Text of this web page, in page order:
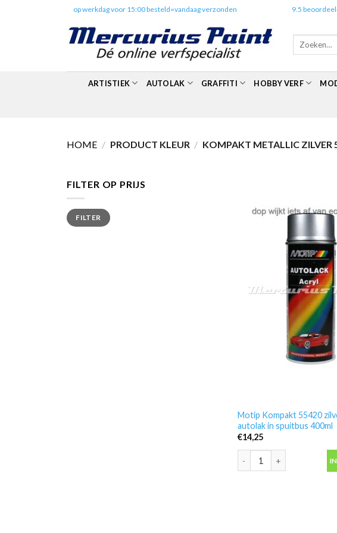
op werkdag voor 15:00 besteld=vandaag verzonden 9.5
Zoeken
ARTISTIEK AUTOLAK GRAFFITI HOBBY VERF
HOME / PRODUCT KLEUR / KOMPAKT METALLIC ZILVER
FILTER OP PRIJS
Min.
prijs
Max.
prijsFILTER
Motip Kompakt 55420
autolak in spuitbus 400ml
€14,25
Motip Kompakt 55420